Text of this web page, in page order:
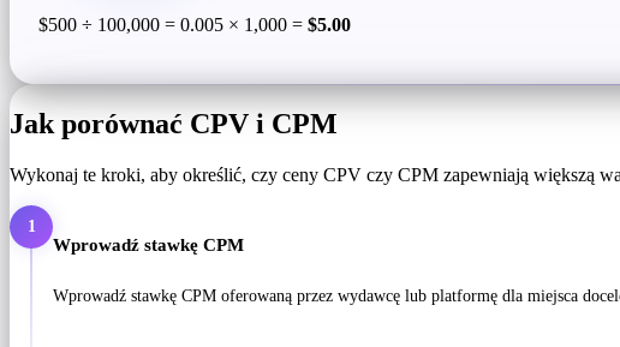
$500 ÷ 100,000 = 0.005 × 1,000 = $5.00
Jak porównać CPV i CPM
Wykonaj te kroki, aby określić, czy ceny CPV czy CPM zapewniają większą
1
Wprowadź stawkę CPM
Wprowadź stawkę CPM oferowaną przez wydawcę lub platformę dla miejsca